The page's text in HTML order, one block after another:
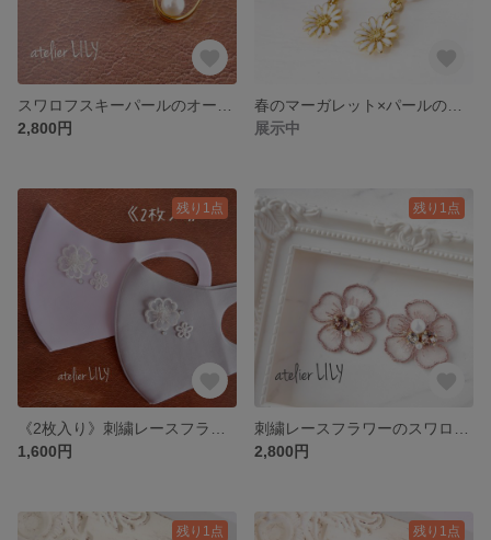
2,800円
展示中
残り1点
1,600円
残り1点
2,800円
残り1点 残り1点